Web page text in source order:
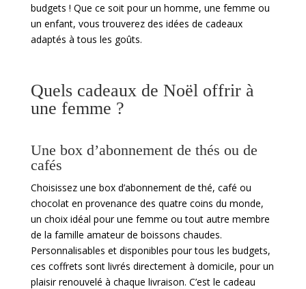
budgets ! Que ce soit pour un homme, une femme ou
un enfant, vous trouverez des idées de cadeaux
adaptés à tous les goûts.
Quels cadeaux de Noël offrir à
une femme ?
Une box d’abonnement de thés ou de
cafés
Choisissez une box d’abonnement de thé, café ou
chocolat en provenance des quatre coins du monde,
un choix idéal pour une femme ou tout autre membre
de la famille amateur de boissons chaudes.
Personnalisables et disponibles pour tous les budgets,
ces coffrets sont livrés directement à domicile, pour un
plaisir renouvelé à chaque livraison. C’est le cadeau